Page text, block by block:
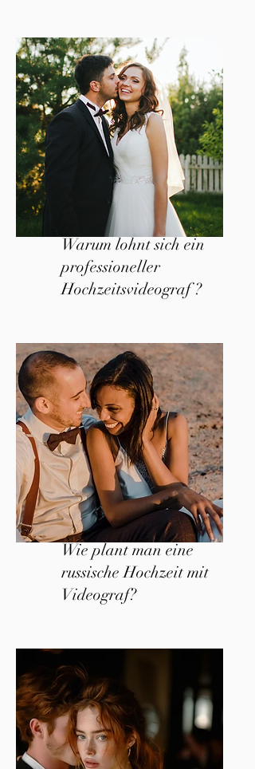
Warum lohnt sich ein
professioneller
Hochzeitsvideograf ?
Wie plant man eine
russische Hochzeit mit
Videograf?